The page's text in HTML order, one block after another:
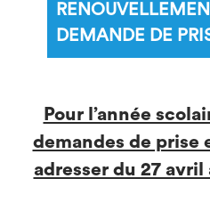
DEMANDE DE
Pour l’année
demandes de prise
adresser du 27